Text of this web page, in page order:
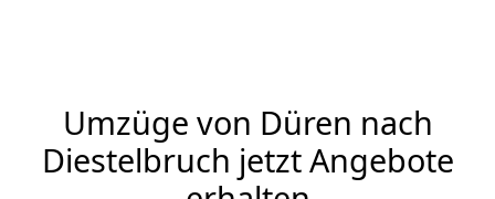
Umzüge von Düren nach
Diestelbruch jetzt Angebote